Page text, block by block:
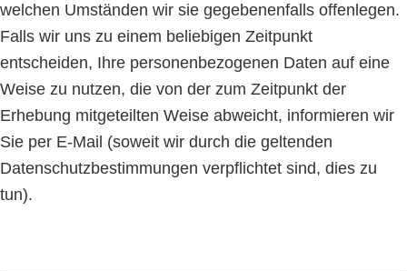
welchen Umständen wir sie gegebenenfalls offenlegen.
Falls wir uns zu einem beliebigen Zeitpunkt
entscheiden, Ihre personenbezogenen Daten auf eine
Weise zu nutzen, die von der zum Zeitpunkt der
Erhebung mitgeteilten Weise abweicht, informieren wir
Sie per E-Mail (soweit wir durch die geltenden
Datenschutzbestimmungen verpflichtet sind, dies zu
tun).